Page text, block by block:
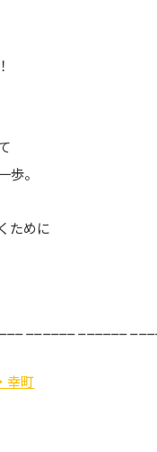
。
ために
幸町